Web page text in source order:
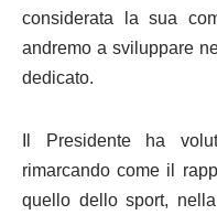
considerata la sua
andremo a sviluppare
dedicato.
Il Presidente ha
rimarcando come il
quello dello sport,